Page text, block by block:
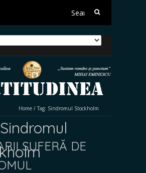
Search
Home / Tag: Sindromul Stockholm
Sindromul
SUFERĂ DE